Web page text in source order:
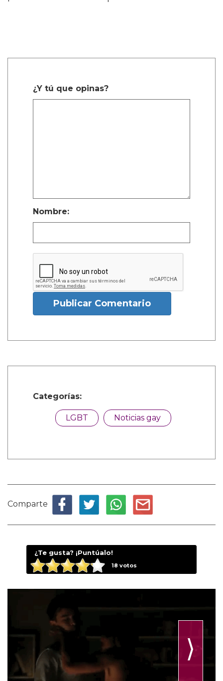
¿Y tú que opinas?
Nombre:
Publicar Comentario
Categorías:
LGBT Noticias gay
Comparte
¿Te gusta? ¡Puntúalo!
18 votos
⟩